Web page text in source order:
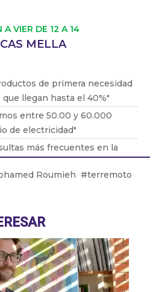
A VIER DE 12 A 14
MELLA
de primera necesidad
llegan hasta el 40%"
entre 50.00 y 60.000
de electricidad"
más frecuentes en la
me importa que Silvia
que está más cerca de
y gente con
no tienen que hacer la
Roumieh
terremoto